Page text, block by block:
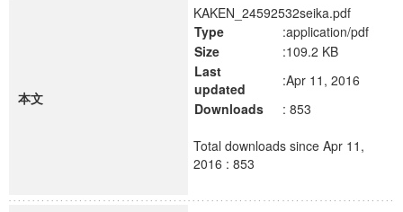
本文
KAKEN_24592532seika.pdf
Type
:application/pdf
Size
:109.2 KB
Last
updated
:Apr 11, 2016
Downloads
: 853
Total downloads since Apr 11,
2016 : 853